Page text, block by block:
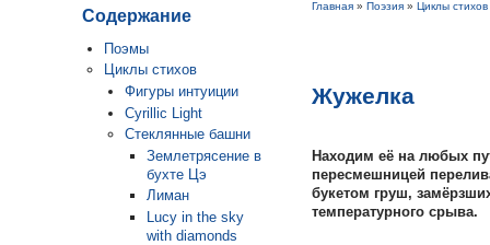
Содержание
Поэмы
Циклы стихов
Фигуры интуиции
Cyrillic Light
Стеклянные башни
Землетрясение в
бухте Цэ
Лиман
Lucy in the sky
with diamonds
Главная » Поэзия » Циклы стихов
Жужелка
Находим её на любых
пересмешницей
букетом груш,
температурного срыва.